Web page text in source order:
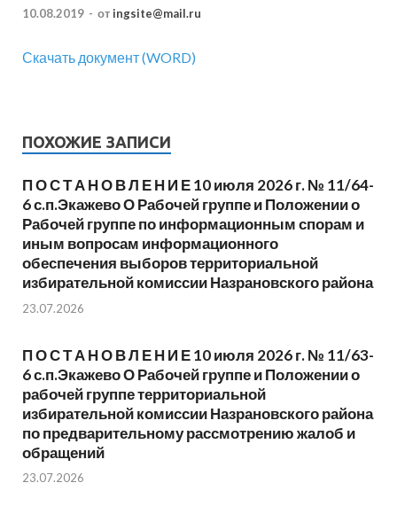
10.08.2019 - от ingsite@mail.ru
Скачать документ (WORD)
ПОХОЖИЕ ЗАПИСИ
П О С Т А Н О В Л Е Н И Е 10 июля 2026 г. № 11/64-
6 с.п.Экажево О Рабочей группе и Положении о
Рабочей группе по информационным спорам и
иным вопросам информационного
обеспечения выборов территориальной
избирательной комиссии Назрановского района
23.07.2026
П О С Т А Н О В Л Е Н И Е 10 июля 2026 г. № 11/63-
6 с.п.Экажево О Рабочей группе и Положении о
рабочей группе территориальной
избирательной комиссии Назрановского района
по предварительному рассмотрению жалоб и
обращений
23.07.2026